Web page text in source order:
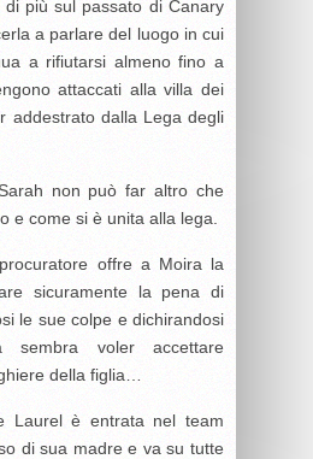
di più sul passato di Canary
a parlare del luogo in cui
a rifiutarsi almeno fino a
attaccati alla villa dei
addestrato dalla Lega degli
non può far altro che
e come si è unita alla lega.
offre a Moira la
sicuramente la pena di
le sue colpe e dichirandosi
sembra voler accettare
della figlia…
Laurel è entrata nel team
di sua madre e va su tutte